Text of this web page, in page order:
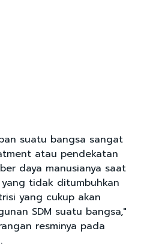
suatu bangsa sangat
atau pendekatan
daya manusianya saat
tidak ditumbuhkan
yang cukup akan
SDM suatu bangsa,"
resminya pada